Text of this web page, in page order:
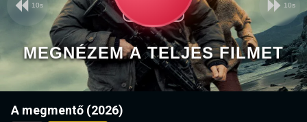
loading.
Play
Video
10s 10s
MEGNÉZEM A TELJES FILMET
A megmentő (2026)